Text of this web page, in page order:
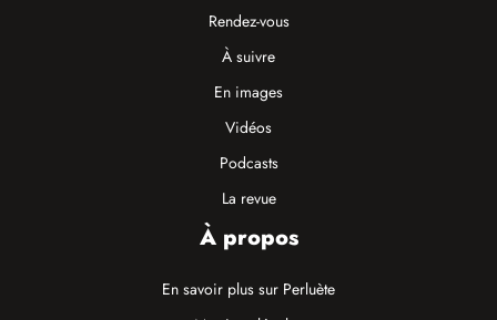
Rendez-vous
À suivre
En images
Vidéos
Podcasts
La revue
À propos
En savoir plus sur Perluète